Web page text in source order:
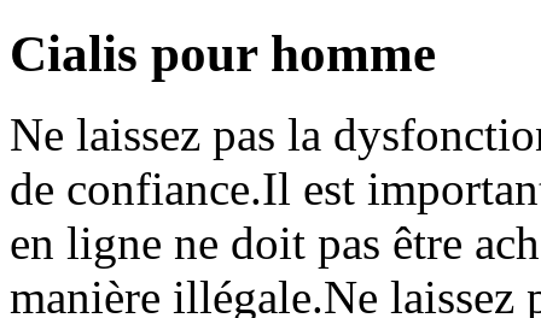
Cialis pour homme
Ne laissez pas la
de confiance.Il est
en ligne ne doit pas être
manière illégale.Ne laissez